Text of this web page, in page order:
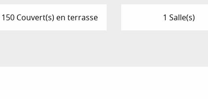
150 Couvert(s) en terrasse 1 Salle(s)